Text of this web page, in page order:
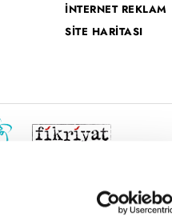
İNTERNET REKLAM
SİTE HARİTASI